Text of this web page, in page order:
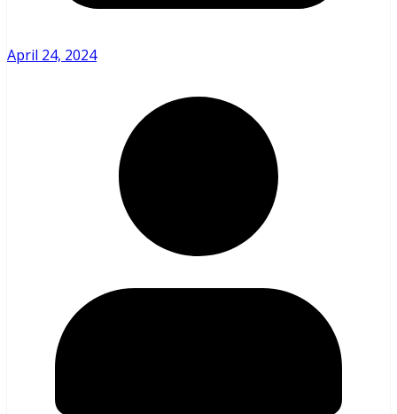
April 24, 2024